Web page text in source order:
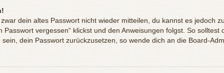
dein altes Passwort nicht wieder mitteilen, du kannst es jedoch
Passwort vergessen“ klickst und den Anweisungen folgst. So solltest
dein Passwort zurückzusetzen, so wende dich an die Board-